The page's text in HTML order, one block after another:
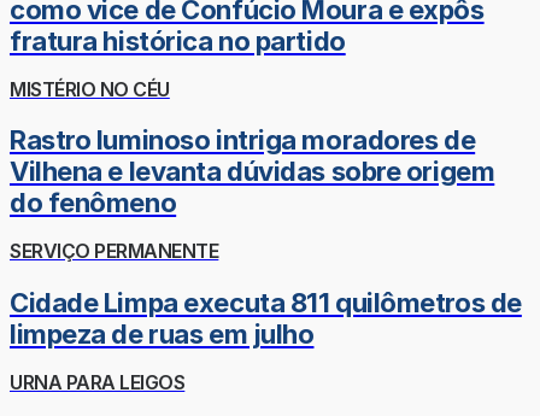
como vice de Confúcio Moura e expôs
fratura histórica no partido
MISTÉRIO NO CÉU
Rastro luminoso intriga moradores de
Vilhena e levanta dúvidas sobre origem
do fenômeno
SERVIÇO PERMANENTE
Cidade Limpa executa 811 quilômetros de
limpeza de ruas em julho
URNA PARA LEIGOS